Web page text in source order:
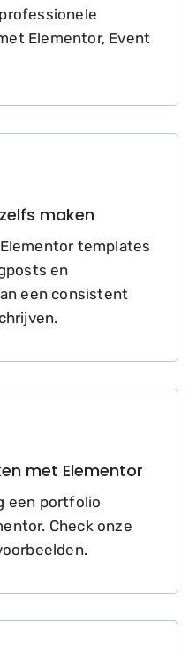
Elementor, Event
maken
templates
en
een consistent
met Elementor
een portfolio
Check onze